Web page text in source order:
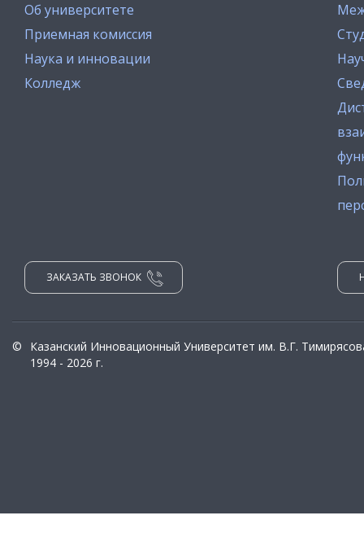
Об университете
Приемная комиссия
Наука и инновации
Колледж
ЗАКАЗАТЬ ЗВОНОК
©
Казанский Инновационный Университет им. В.Г.
1994 - 2026 г.